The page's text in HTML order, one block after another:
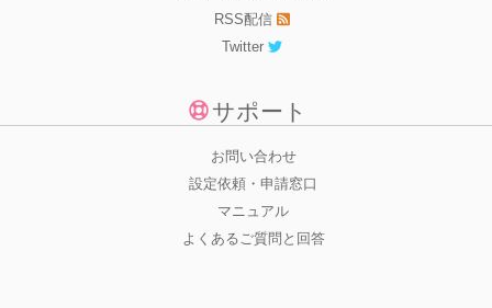
RSS配信
Twitter
サポート
お問い合わせ
設定依頼・申請窓口
マニュアル
よくあるご質問と回答